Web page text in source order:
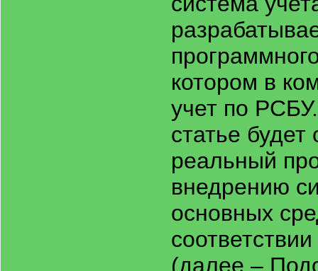
котором в
учет по
статье будет
реальный
внедрению
основных
(далее –